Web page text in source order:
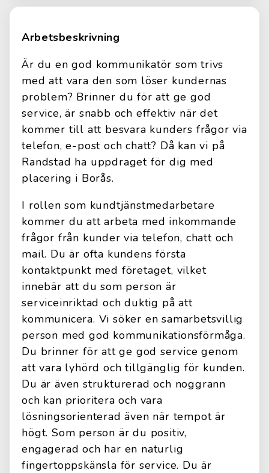
Arbetsbeskrivning
Är du en god kommunikatör som trivs
med att vara den som löser kundernas
problem? Brinner du för att ge god
service, är snabb och effektiv när det
kommer till att besvara kunders frågor via
telefon, e-post och chatt? Då kan vi på
Randstad ha uppdraget för dig med
placering i Borås.
I rollen som kundtjänstmedarbetare
kommer du att arbeta med inkommande
frågor från kunder via telefon, chatt och
mail. Du är ofta kundens första
kontaktpunkt med företaget, vilket
innebär att du som person är
serviceinriktad och duktig på att
kommunicera. Vi söker en samarbetsvillig
person med god kommunikationsförmåga.
Du brinner för att ge god service genom
att vara lyhörd och tillgänglig för kunden.
Du är även strukturerad och noggrann
och kan prioritera och vara
lösningsorienterad även när tempot är
högt. Som person är du positiv,
engagerad och har en naturlig
fingertoppskänsla för service. Du är